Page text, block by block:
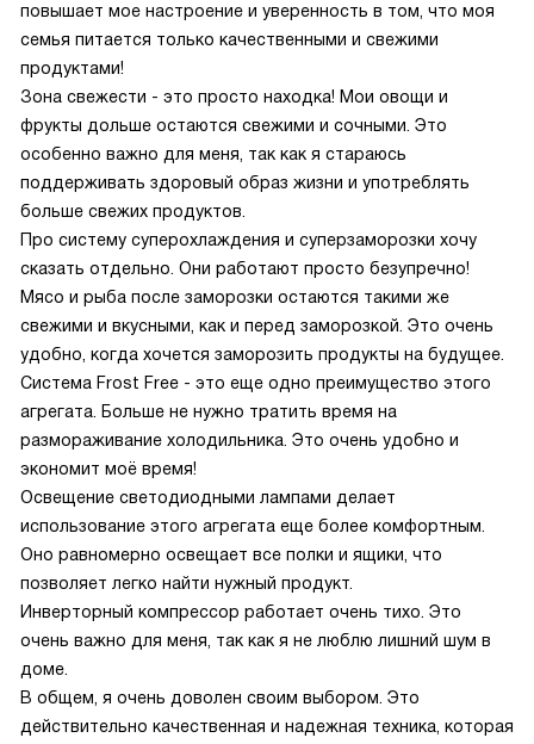
повышает мое настроение и уверенность в том, что моя
семья питается только качественными и свежими
продуктами!
Зона свежести - это просто находка! Мои овощи и
фрукты дольше остаются свежими и сочными. Это
особенно важно для меня, так как я стараюсь
поддерживать здоровый образ жизни и употреблять
больше свежих продуктов.
Про систему суперохлаждения и суперзаморозки хочу
сказать отдельно. Они работают просто безупречно!
Мясо и рыба после заморозки остаются такими же
свежими и вкусными, как и перед заморозкой. Это очень
удобно, когда хочется заморозить продукты на будущее.
Система Frost Free - это еще одно преимущество этого
агрегата. Больше не нужно тратить время на
размораживание холодильника. Это очень удобно и
экономит моё время!
Освещение светодиодными лампами делает
использование этого агрегата еще более комфортным.
Оно равномерно освещает все полки и ящики, что
позволяет легко найти нужный продукт.
Инверторный компрессор работает очень тихо. Это
очень важно для меня, так как я не люблю лишний шум в
доме.
В общем, я очень доволен своим выбором. Это
действительно качественная и надежная техника, которая